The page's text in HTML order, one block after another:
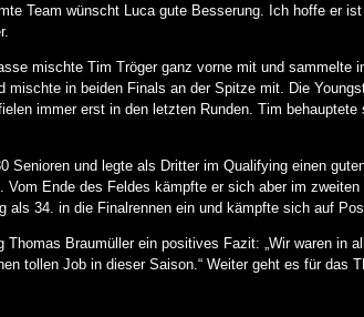
Team wünscht Luca gute Besserung. Ich hoffe er
mischte Tim Tröger ganz vorne mit und sammelte
mischte in beiden Finals an der Spitze mit. Die
immer erst in den letzten Runden. Tim
Senioren und legte als Dritter im Qualifying einen
Ende des Feldes kämpfte er sich aber im
34. in die Finalrennen ein und kämpfte sich auf
Braumüller ein positives Fazit: „Wir waren in
tollen Job in dieser Saison.“ Weiter geht es für das